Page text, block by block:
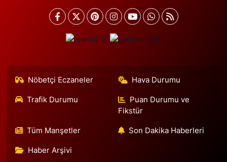
Nöbetçi Eczaneler Hava Durumu
Trafik Durumu
Puan Durumu ve
Fikstür
Tüm Manşetler Son Dakika Haberleri
Haber Arşivi